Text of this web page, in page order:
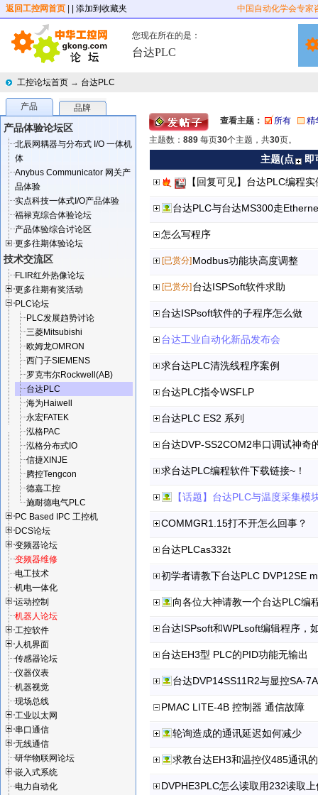
返回工控网首页 | 添加到收藏夹 中国自动化学会专家
您现在所在的是：
台达PLC
工控论坛首页 → 台达PLC
产品 品牌
产品体验论坛区
北辰网耦器与分布式 I/O 一体机
体
Anybus Communicator 网关产
品体验
实点科技一体式I/O产品体验
福禄克综合体验论坛
产品体验综合讨论区
更多往期体验论坛
技术交流区
FLIR红外热像论坛
更多往期有奖活动
PLC论坛
PLC发展趋势讨论
三菱Mitsubishi
欧姆龙OMRON
西门子SIEMENS
罗克韦尔Rockwell(AB)
台达PLC
海为Haiwell
永宏FATEK
泓格PAC
泓格分布式IO
信捷XINJE
腾控Tengcon
德嘉工控
施耐德电气PLC
PC Based IPC 工控机
DCS论坛
变频器论坛
变频器维修
电工技术
机电一体化
运动控制
机器人论坛
工控软件
人机界面
传感器论坛
仪器仪表
机器视觉
现场总线
工业以太网
串口通信
无线通信
研华物联网论坛
嵌入式系统
电力自动化
查看主题： 所有
精
主题数： 889 每页30个主题，共30页。
主题(点
即
【回复可见】台达PLC编程
台达PLC与台达MS300走
怎么写程序
[已赏分] Modbus功能块高度调整
[已赏分] 台达ISPSoft软件求助
台达ISPsoft软件的子程序怎么做
台达工业自动化新品发布会
求台达PLC清洗线程序案例
台达PLC指令WSFLP
台达PLC ES2 系列
台达DVP-SS2COM2串口调试神奇
求台达PLC编程软件下载链接~！
【话题】台达PLC与温度采集
COMMGR1.15打不开怎么回事？
台达PLCas332t
初学者请教下台达PLC DVP12SE
台达ISPsoft和WPLsoft编辑程序，
台达EH3型 PLC的PID功能无输出
台达DVP14SS11R2与显控SA-
PMAC LITE-4B 控制器 通信故障
轮询造成的通讯延迟如何减少
求教台达EH3和温控仪485通讯
DVPHE3PLC怎么读取用232读取